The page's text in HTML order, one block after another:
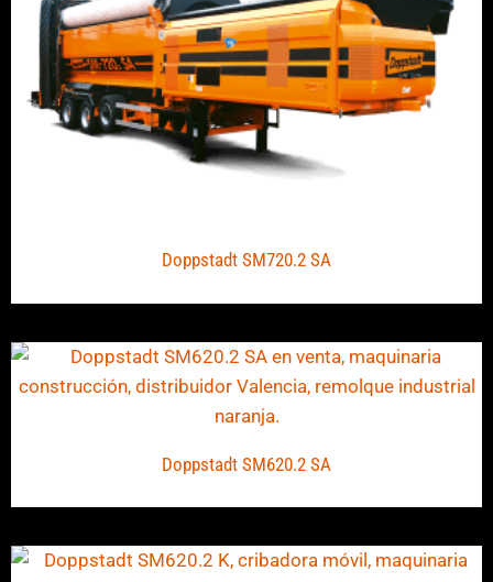
Doppstadt SM720.2 SA
Doppstadt SM620.2 SA